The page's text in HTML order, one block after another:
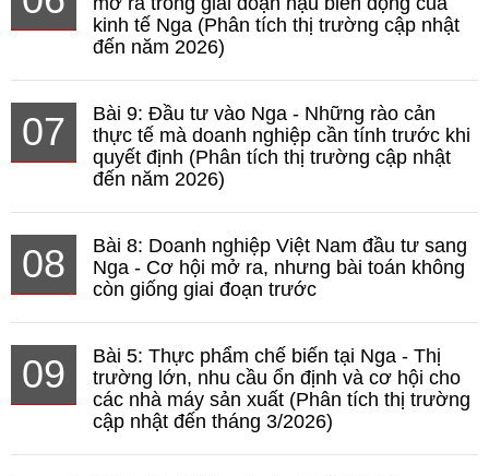
kinh tế Nga (Phân tích thị trường cập nhật
đến năm 2026)
07
Bài 9: Đầu tư vào Nga - Những rào cản
thực tế mà doanh nghiệp cần tính trước khi
quyết định (Phân tích thị trường cập nhật
đến năm 2026)
08
Bài 8: Doanh nghiệp Việt Nam đầu tư sang
Nga - Cơ hội mở ra, nhưng bài toán không
còn giống giai đoạn trước
09
Bài 5: Thực phẩm chế biến tại Nga - Thị
trường lớn, nhu cầu ổn định và cơ hội cho
các nhà máy sản xuất (Phân tích thị trường
cập nhật đến tháng 3/2026)